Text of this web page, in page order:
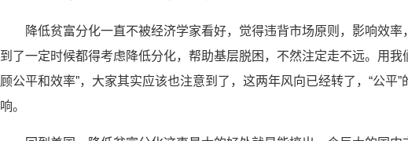
降低贫富分化一直不被经济学家看好，觉得违背市场原则，影响效率
到了一定时候都得考虑降低分化，帮助基层脱困，不然注定走不远。用我
顾公平和效率”，大家其实应该也注意到了，这两年风向已经转了，“公平
响。